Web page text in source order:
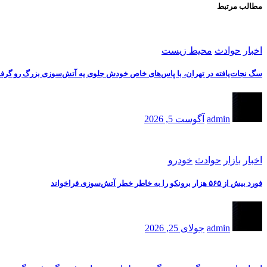
مطالب مرتبط
اخبار حوادث محیط زیست
سگ نجات‌یافته در تهران، با پاس‌های خاص خودش جلوی یه آتش‌سوزی بزرگ رو
admin آگوست 5, 2026
اخبار بازار حوادث خودرو
فورد بیش از ۵۶۵ هزار برونکو را به خاطر خطر آتش‌سوزی فراخواند
admin جولای 25, 2026